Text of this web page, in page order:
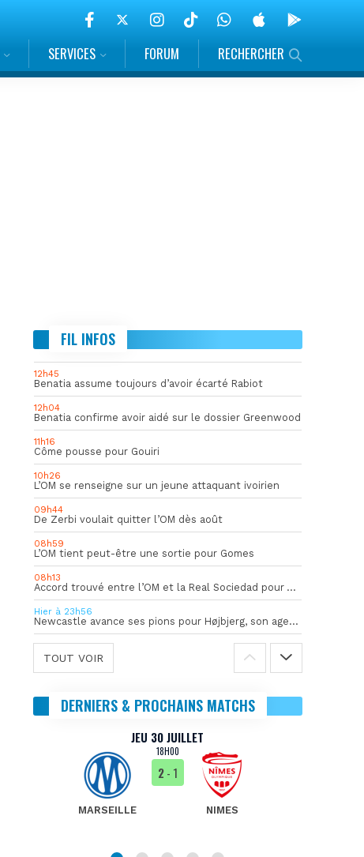
SERVICES FORUM RECHERCHER
FIL INFOS
12h45
Benatia assume toujours d’avoir écarté Rabiot
12h04
Benatia confirme avoir aidé sur le dossier Greenwood
11h16
Côme pousse pour Gouiri
10h26
L’OM se renseigne sur un jeune attaquant ivoirien
09h44
De Zerbi voulait quitter l’OM dès août
08h59
L’OM tient peut-être une sortie pour Gomes
08h13
Accord trouvé entre l’OM et la Real Sociedad pour Aguerd
Hier à 23h56
Newcastle avance ses pions pour Højbjerg, son agent sort du silence
TOUT VOIR
DERNIERS & PROCHAINS MATCHS
JEU 30 JUILLET
18H00
MARSEILLE
2- 1
NIMES